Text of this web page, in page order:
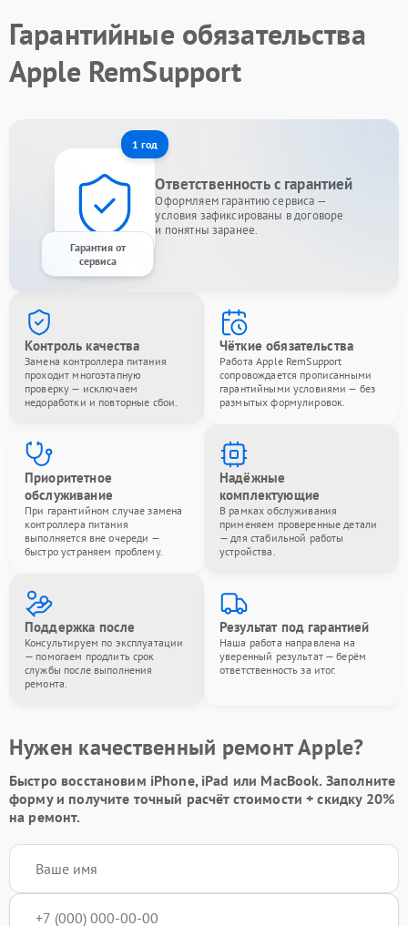
Гарантийные обязательства
Apple RemSupport
1 год
Гарантия от
сервиса
Ответственность с гарантией
Оформляем гарантию сервиса —
условия зафиксированы в договоре
и понятны заранее.
Контроль качества
Замена контроллера питания
проходит многоэтапную
проверку — исключаем
недоработки и повторные сбои.
Чёткие обязательства
Работа Apple RemSupport
сопровождается прописанными
гарантийными условиями — без
размытых формулировок.
Приоритетное
обслуживание
При гарантийном случае замена
контроллера питания
выполняется вне очереди —
быстро устраняем проблему.
Надёжные
комплектующие
В рамках обслуживания
применяем проверенные детали
— для стабильной работы
устройства.
Поддержка после
Консультируем по эксплуатации
— помогаем продлить срок
службы после выполнения
ремонта.
Результат под гарантией
Наша работа направлена на
уверенный результат — берём
ответственность за итог.
Нужен качественный ремонт Apple?
Быстро восстановим iPhone, iPad или MacBook. Заполните
формуи получите точный расчёт стоимости +скидку 20%
на ремонт.